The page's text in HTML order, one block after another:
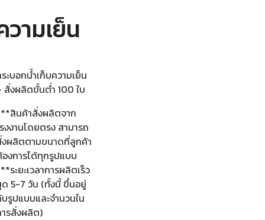
วามเย็น
ะบอกน้ำเก็บความเย็น
สั่งผลิตขั้นต่ำ 100 ใบ
สินค้าสั่งผลิตจาก
งงานโดยตรง สามารถ
ผลิตตามขนาดที่ลูกค้า
งการได้ทุกรูปแบบ
ระยะเวลาการผลิตเร็ว
5-7 วัน (ทั้งนี้ ขึ้นอยู่
รูปแบบและจำนวนใน
รสั่งผลิต)